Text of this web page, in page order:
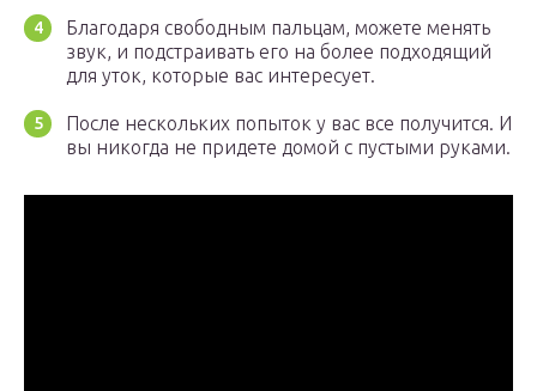
Благодаря свободным пальцам, можете менять
звук, и подстраивать его на более подходящий
для уток, которые вас интересует.
После нескольких попыток у вас все получится. И
вы никогда не придете домой с пустыми руками.